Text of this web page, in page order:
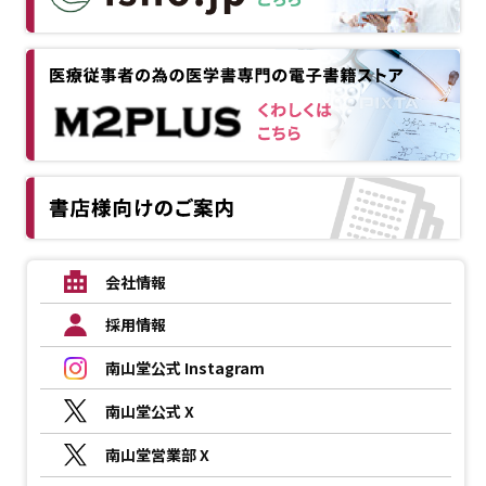
会社情報
採用情報
南山堂公式 Instagram
南山堂公式 X
南山堂営業部 X